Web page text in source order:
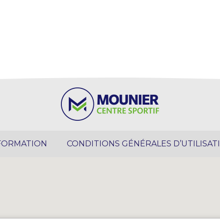
CONDITIONS GÉNÉRALES